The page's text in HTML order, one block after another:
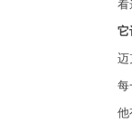
看
它
迈
每
他